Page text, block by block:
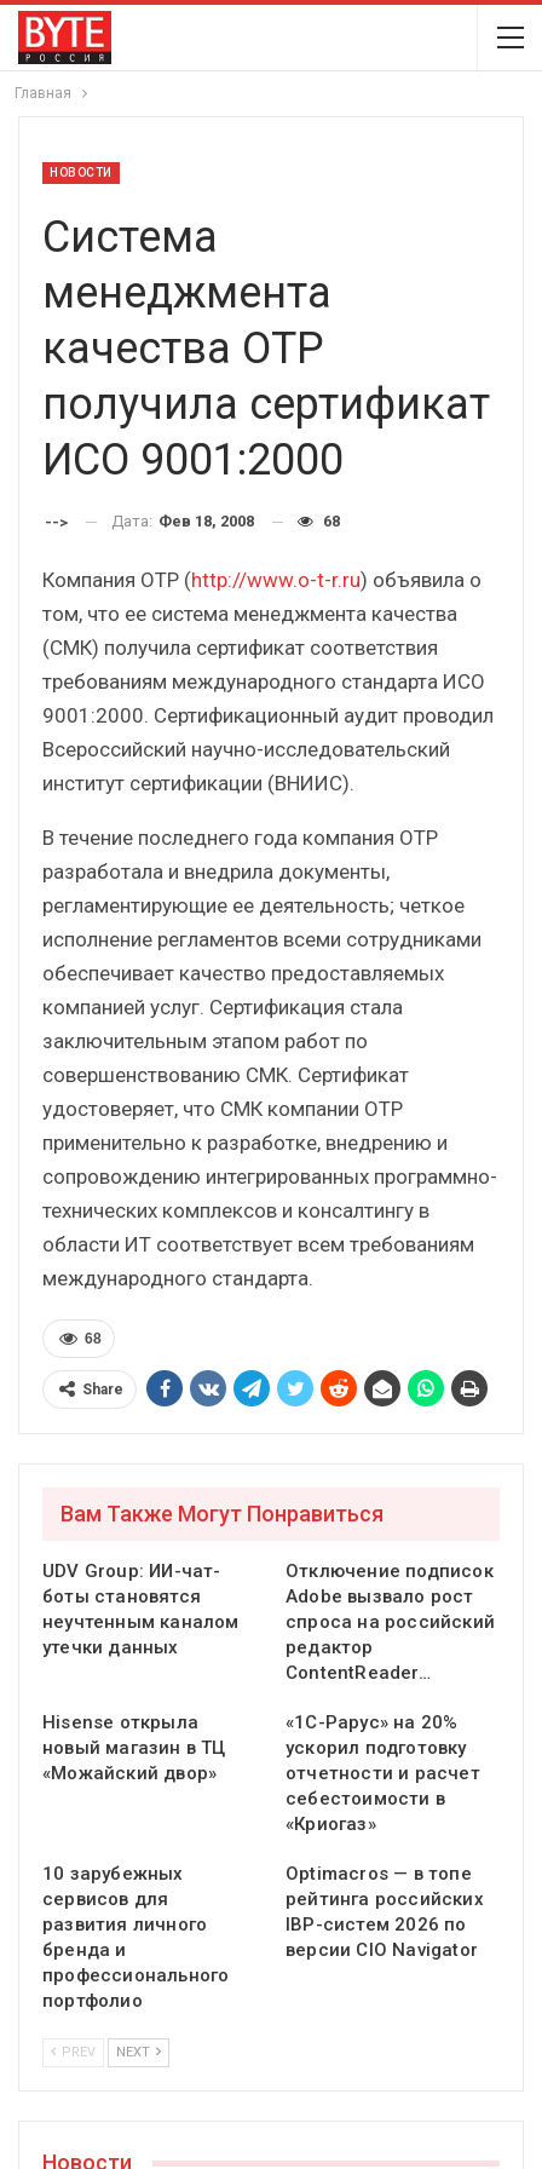
Главная
НОВОСТИ
Система
менеджмента
качества ОТР
получила сертификат
ИСО 9001:2000
--> Дата: Фев 18, 2008 68
Компания ОТР (http://www.o-t-r.ru) объявила о
том, что ее система менеджмента качества
(СМК) получила сертификат соответствия
требованиям международного стандарта ИСО
9001:2000. Сертификационный аудит проводил
Всероссийский научно-исследовательский
институт сертификации (ВНИИС).
В течение последнего года компания ОТР
разработала и внедрила документы,
регламентирующие ее деятельность; четкое
исполнение регламентов всеми сотрудниками
обеспечивает качество предоставляемых
компанией услуг. Сертификация стала
заключительным этапом работ по
совершенствованию СМК. Сертификат
удостоверяет, что СМК компании ОТР
применительно к разработке, внедрению и
сопровождению интегрированных программно-
технических комплексов и консалтингу в
области ИТ соответствует всем требованиям
международного стандарта.
68
Share
Вам Также Могут Понравиться
UDV Group: ИИ-чат-
боты становятся
неучтенным каналом
утечки данных
Отключение подписок
Adobe вызвало рост
спроса на российский
редактор
ContentReader…
Hisense открыла
новый магазин в ТЦ
«Можайский двор»
«1С-Рарус» на 20%
ускорил подготовку
отчетности и расчет
себестоимости в
«Криогаз»
10 зарубежных
сервисов для
развития личного
бренда и
профессионального
портфолио
Optimacros — в топе
рейтинга российских
IBP-систем 2026 по
версии CIO Navigator
PREV NEXT
Новости